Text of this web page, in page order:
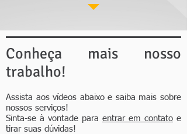
Conheça mais nosso
trabalho!
Assista aos vídeos abaixo e saiba mais sobre
nossos serviços!
Sinta-se à vontade para entrar em contato e
tirar suas dúvidas!